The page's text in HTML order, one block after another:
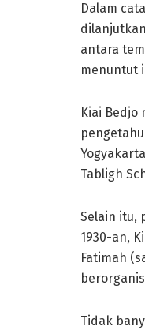
Dalam
antara
menuntut
Kiai
Tabligh
Selain itu,
1930-an,
Fatimah
Tidak